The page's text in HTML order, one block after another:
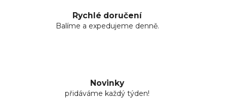
Rychlé doručení
Balíme a expedujeme denně.
Novinky
přidáváme každý týden!